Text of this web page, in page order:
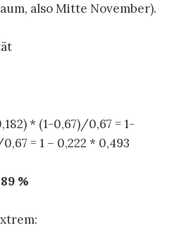
also Mitte November).
* (1-0,67)/0,67 = 1-
= 1 – 0,222 * 0,493
89 %